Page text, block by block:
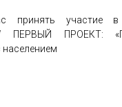
участие в
84/ ПЕРВЫЙ ПРОЕКТ: